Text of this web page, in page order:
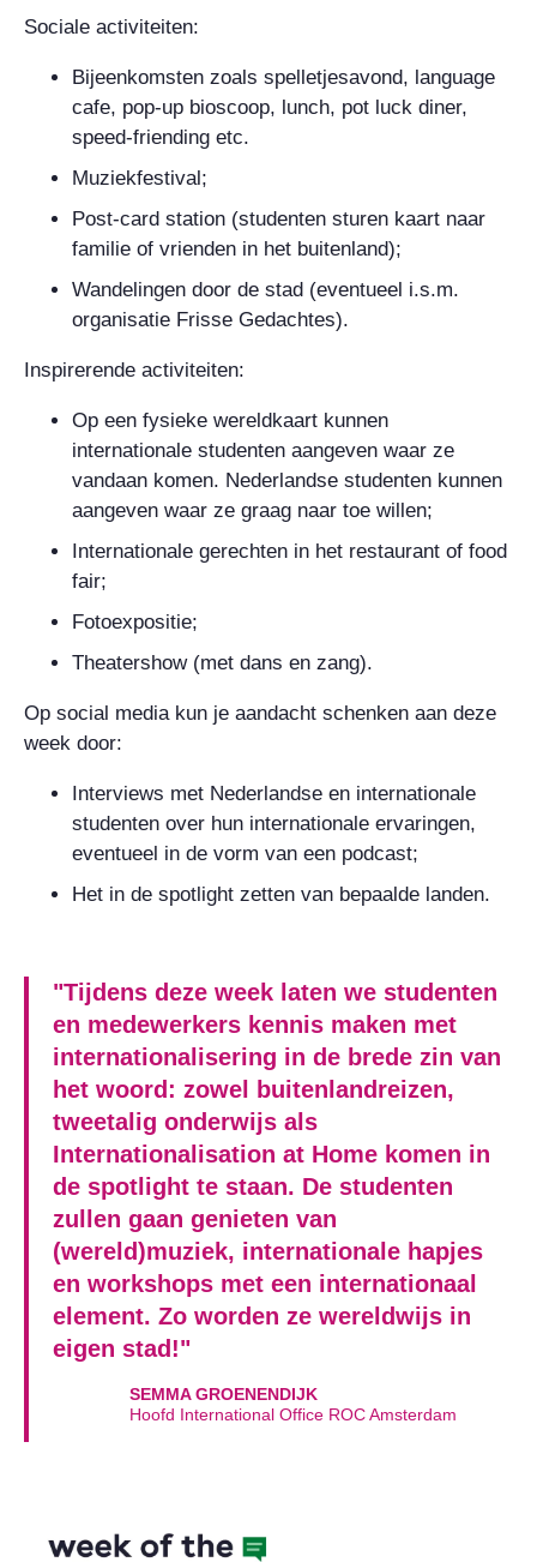
Sociale activiteiten:
Bijeenkomsten zoals spelletjesavond, language
cafe, pop-up bioscoop, lunch, pot luck diner,
speed-friending etc.
Muziekfestival;
Post-card station (studenten sturen kaart naar
familie of vrienden in het buitenland);
Wandelingen door de stad (eventueel i.s.m.
organisatie Frisse Gedachtes).
Inspirerende activiteiten:
Op een fysieke wereldkaart kunnen
internationale studenten aangeven waar ze
vandaan komen. Nederlandse studenten kunnen
aangeven waar ze graag naar toe willen;
Internationale gerechten in het restaurant of food
fair;
Fotoexpositie;
Theatershow (met dans en zang).
Op social media kun je aandacht schenken aan deze
week door:
Interviews met Nederlandse en internationale
studenten over hun internationale ervaringen,
eventueel in de vorm van een podcast;
Het in de spotlight zetten van bepaalde landen.
"Tijdens deze week laten we studenten
en medewerkers kennis maken met
internationalisering in de brede zin van
het woord: zowel buitenlandreizen,
tweetalig onderwijs als
Internationalisation at Home komen in
de spotlight te staan. De studenten
zullen gaan genieten van
(wereld)muziek, internationale hapjes
en workshops met een internationaal
element. Zo worden ze wereldwijs in
eigen stad!"
SEMMA GROENENDIJK
Hoofd International Office ROC Amsterdam